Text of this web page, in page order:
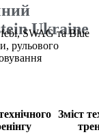
Ukraine
febi, SWAG та Blue
рульового
Зміст